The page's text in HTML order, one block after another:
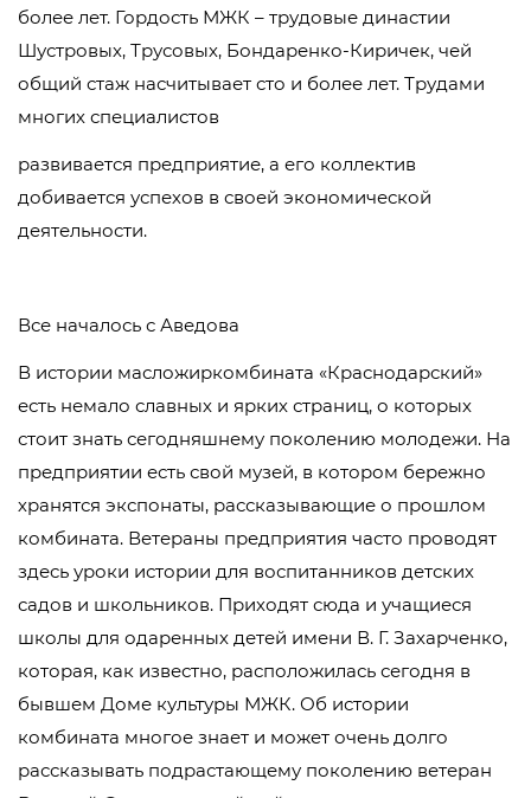
более лет. Гордость МЖК – трудовые династии
Шустровых, Трусовых, Бондаренко-Киричек, чей
общий стаж насчитывает сто и более лет. Трудами
многих специалистов
развивается предприятие, а его коллектив
добивается успехов в своей экономической
деятельности.
Все началось с Аведова
В истории масложиркомбината «Краснодарский»
есть немало славных и ярких страниц, о которых
стоит знать сегодняшнему поколению молодежи. На
предприятии есть свой музей, в котором бережно
хранятся экспонаты, рассказывающие о прошлом
комбината. Ветераны предприятия часто проводят
здесь уроки истории для воспитанников детских
садов и школьников. Приходят сюда и учащиеся
школы для одаренных детей имени В. Г. Захарченко,
которая, как известно, расположилась сегодня в
бывшем Доме культуры МЖК. Об истории
комбината многое знает и может очень долго
рассказывать подрастающему поколению ветеран